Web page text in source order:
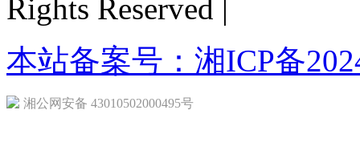
Rights Reserved |
本站备案号：湘ICP备
湘公网安备 43010502000495号